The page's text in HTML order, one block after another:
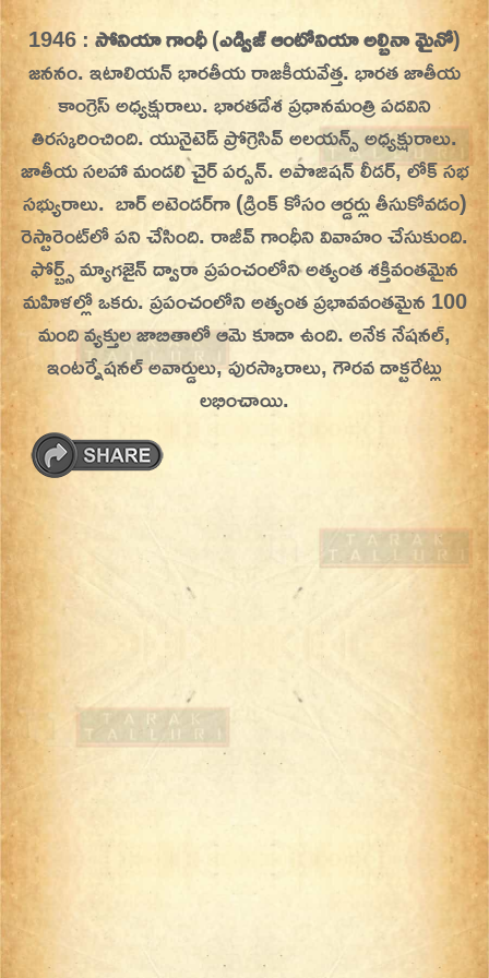
Skip
to
content
On This Day
Today in History | On This Day | This Day in
History | Today in India | What Happened
Today in India | Charitralo eroju | charitra lo
eroju |
1946 :సోనియా గాంధీ(ఎడ్విజ్ ఆంటోనియా అల్బినా మైనో)
జననం. ఇటాలియన్ భారతీయ రాజకీయవేత్త. భారత జాతీయ
కాంగ్రెస్ అధ్యక్షురాలు. భారతదేశ ప్రధానమంత్రి పదవిని
తిరస్కరించింది.యునైటెడ్ ప్రోగ్రెసివ్ అలయన్స్ అధ్యక్షురాలు.
జాతీయ సలహా మండలి చైర్ పర్సన్. అపొజిషన్ లీడర్, లోక్ సభ
సభ్యురాలు. బార్ అటెండర్‌గా (డ్రింక్ కోసం ఆర్డర్లు తీసుకోవడం)
రెస్టారెంట్‌లో పని చేసింది. రాజీవ్ గాంధీని వివాహం చేసుకుంది.
ఫోర్బ్స్ మ్యాగజైన్ ద్వారా ప్రపంచంలోని అత్యంత శక్తివంతమైన
మహిళల్లో ఒకరు. ప్రపంచంలోని అత్యంత ప్రభావవంతమైన 100
మంది వ్యక్తుల జాబితాలో ఆమె కూడా ఉంది. అనేక నేషనల్,
ఇంటర్నేషనల్ అవార్డులు, పురస్కారాలు, గౌరవ డాక్టరేట్లు
లభించాయి.